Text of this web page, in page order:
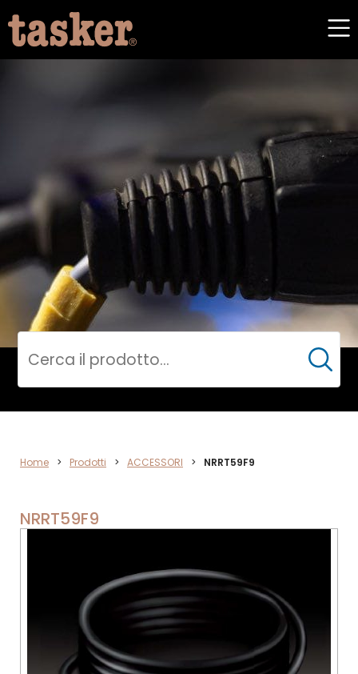
ACCESSORI
Cerca
Home > Prodotti > ACCESSORI > NRRT59F9
NRRT59F9